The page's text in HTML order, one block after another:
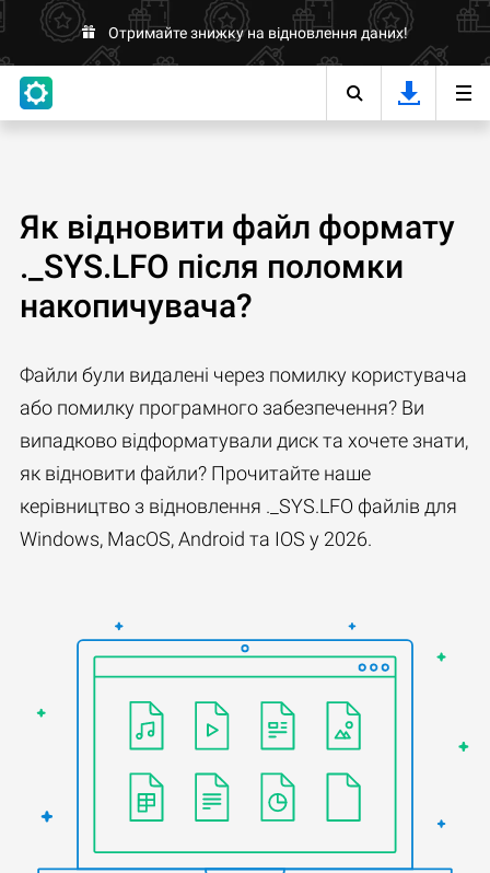
Отримайте знижку на відновлення даних!
Як відновити файл формату
._SYS.LFO після поломки
накопичувача?
Файли були видалені через помилку користувача
або помилку програмного забезпечення? Ви
випадково відформатували диск та хочете знати,
як відновити файли? Прочитайте наше
керівництво з відновлення ._SYS.LFO файлів для
Windows, MacOS, Android та IOS у 2026.